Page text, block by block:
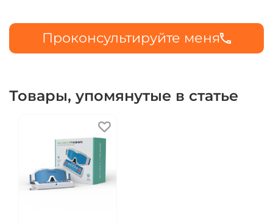
Проконсультируйте меня
Товары, упомянутые в статье